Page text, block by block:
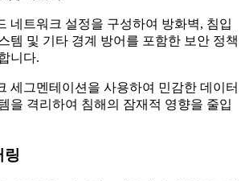
네트워크 설정을 구성하여 방화벽, 침입
템 및 기타 경계 방어를 포함한 보안 정책
니다.
세그멘테이션을 사용하여 민감한 데이터
을 격리하여 침해의 잠재적 영향을 줄입
링